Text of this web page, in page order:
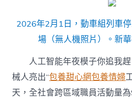
2026年2月1日，動車組列車
場（無人機照片）。新
人工智能年夜模子你追我
械人亮出“包養甜心網包養情婦
天，全社會跨區域職員活動量